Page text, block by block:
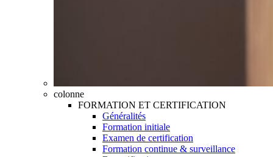
colonne
FORMATION ET CERTIFICATION
Généralités
Formation initiale
Examen de certification
Formation continue & surveillance